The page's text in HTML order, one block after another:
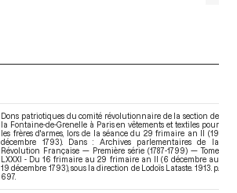
Dons patriotiques du comité révolutionnaire de la section de
la Fontaine-de-Grenelle à Paris en vêtements et textiles pour
les frères d'armes, lors de la séance du 29 frimaire an II (19
décembre 1793). Dans : Archives parlementaires de la
Révolution Française — Première série (1787-1799) — Tome
LXXXI - Du 16 frimaire au 29 frimaire an II (6 décembre au
19 décembre 1793), sous la direction de Lodoïs Lataste. 1913. p.
697.